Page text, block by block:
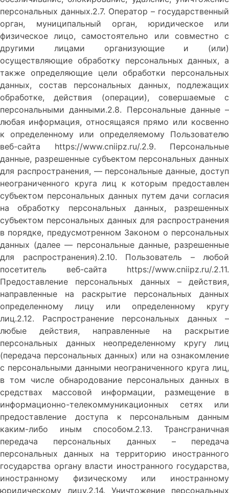
персональных данных.2.7. Оператор – государственный
орган, муниципальный орган, юридическое или
физическое лицо, самостоятельно или совместно с
другими лицами организующие и (или)
осуществляющие обработку персональных данных, а
также определяющие цели обработки персональных
данных, состав персональных данных, подлежащих
обработке, действия (операции), совершаемые с
персональными данными.2.8. Персональные данные –
любая информация, относящаяся прямо или косвенно
к определенному или определяемому Пользователю
веб-сайта https://www.cniipz.ru/.2.9. Персональные
данные, разрешенные субъектом персональных данных
для распространения, — персональные данные, доступ
неограниченного круга лиц к которым предоставлен
субъектом персональных данных путем дачи согласия
на обработку персональных данных, разрешенных
субъектом персональных данных для распространения
в порядке, предусмотренном Законом о персональных
данных (далее — персональные данные, разрешенные
для распространения).2.10. Пользователь – любой
посетитель веб-сайта https://www.cniipz.ru/.2.11.
Предоставление персональных данных – действия,
направленные на раскрытие персональных данных
определенному лицу или определенному кругу
лиц.2.12. Распространение персональных данных –
любые действия, направленные на раскрытие
персональных данных неопределенному кругу лиц
(передача персональных данных) или на ознакомление
с персональными данными неограниченного круга лиц,
в том числе обнародование персональных данных в
средствах массовой информации, размещение в
информационно-телекоммуникационных сетях или
предоставление доступа к персональным данным
каким-либо иным способом.2.13. Трансграничная
передача персональных данных – передача
персональных данных на территорию иностранного
государства органу власти иностранного государства,
иностранному физическому или иностранному
юридическому лицу.2.14. Уничтожение персональных